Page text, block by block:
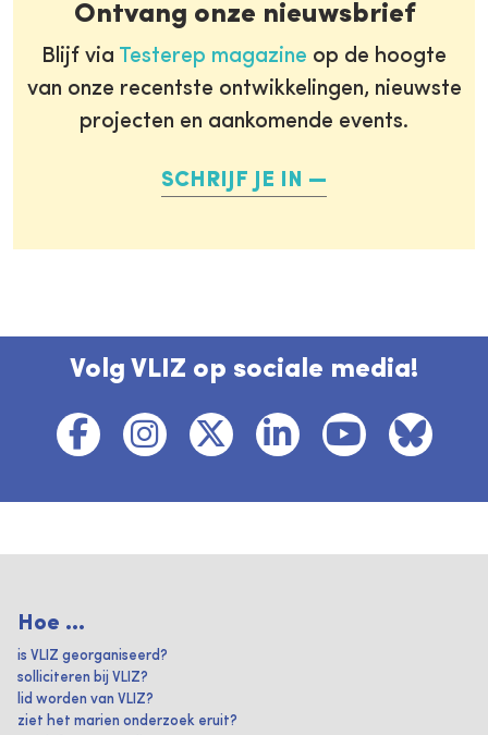
Ontvang onze nieuwsbrief
Blijf via Testerep magazine op de hoogte
van onze recentste ontwikkelingen, nieuwste
projecten en aankomende events.
SCHRIJF JE IN
Volg VLIZ op sociale media!
Hoe ...
is VLIZ georganiseerd?
solliciteren bij VLIZ?
lid worden van VLIZ?
ziet het marien onderzoek eruit?